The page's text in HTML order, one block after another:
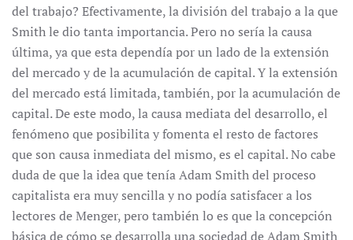
del trabajo? Efectivamente, la división del trabajo a la que
Smith le dio tanta importancia. Pero no sería la causa
última, ya que esta dependía por un lado de la extensión
del mercado y de la acumulación de capital. Y la extensión
del mercado está limitada, también, por la acumulación de
capital. De este modo, la causa mediata del desarrollo, el
fenómeno que posibilita y fomenta el resto de factores
que son causa inmediata del mismo, es el capital. No cabe
duda de que la idea que tenía Adam Smith del proceso
capitalista era muy sencilla y no podía satisfacer a los
lectores de Menger, pero también lo es que la concepción
básica de cómo se desarrolla una sociedad de Adam Smith